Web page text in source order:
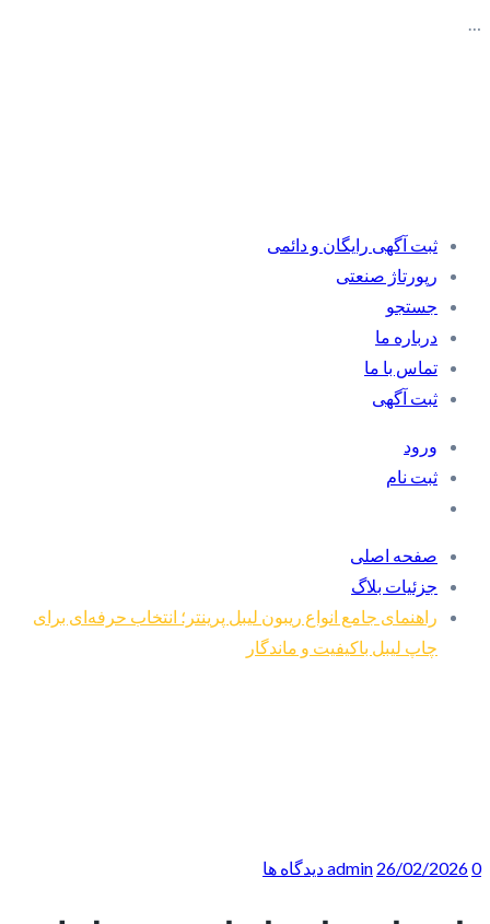
…
ثبت آگهی رایگان و دائمی
رپورتاژ صنعتی
جستجو
درباره ما
تماس با ما
ثبت آگهی
ورود
ثبت نام
صفحه اصلی
جزئیات بلاگ
راهنمای جامع انواع ریبون لیبل پرینتر؛ انتخاب حرفه‌ای برای
چاپ لیبل باکیفیت و ماندگار
admin 26/02/20260 دیدگاه ها